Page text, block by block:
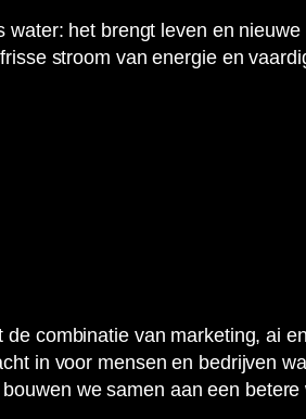
water: het brengt leven en
stroom van energie en
de combinatie van marketing, ai
in voor mensen en bedrijven
we samen aan een betere